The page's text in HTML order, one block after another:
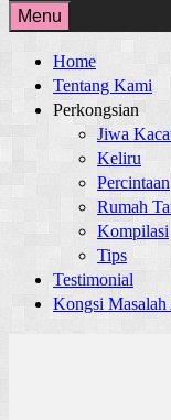
for:
Menu
Home
Tentang Kami
Perkongsian
Jiwa
Keliru
Percintaan
Rumah
Kompilasi
Tips
Testimonial
Kongsi